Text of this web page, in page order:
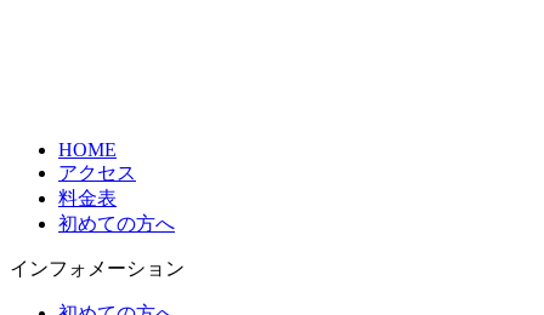
HOME
アクセス
料金表
初めての方へ
インフォメーション